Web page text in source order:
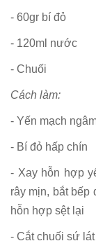
- 60gr bí đỏ
- 120ml nước
- Chuối
Cách làm:
- Yến mạch
- Bí đỏ hấp chín
- Xay hỗn hợp
rây mịn, bắt bếp
hỗn hợp sệt lại
- Cắt chuối sứ